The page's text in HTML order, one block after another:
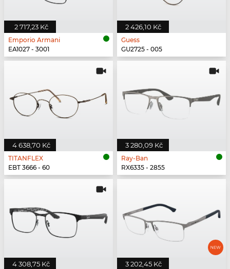
2 717,23 Kč
Emporio Armani
EA1027 - 3001
2 426,10 Kč
Guess
GU2725 - 005
4 638,70 Kč
TITANFLEX
EBT 3666 - 60
3 280,09 Kč
Ray-Ban
RX6335 - 2855
4 308,75 Kč 3 202,45 Kč